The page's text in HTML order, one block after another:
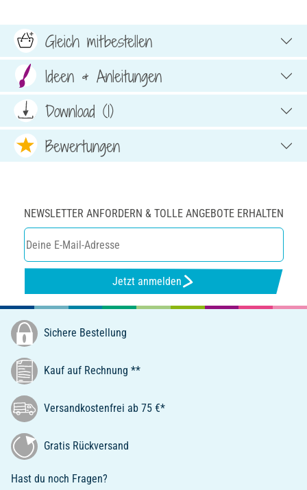
Gleich mitbestellen
Ideen & Anleitungen
Download (1)
Bewertungen
NEWSLETTER ANFORDERN & TOLLE ANGEBOTE ERHALTEN
Jetzt anmelden
Sichere Bestellung
Kauf auf Rechnung **
Versandkostenfrei ab 75 €*
Gratis Rückversand
Hast du noch Fragen?